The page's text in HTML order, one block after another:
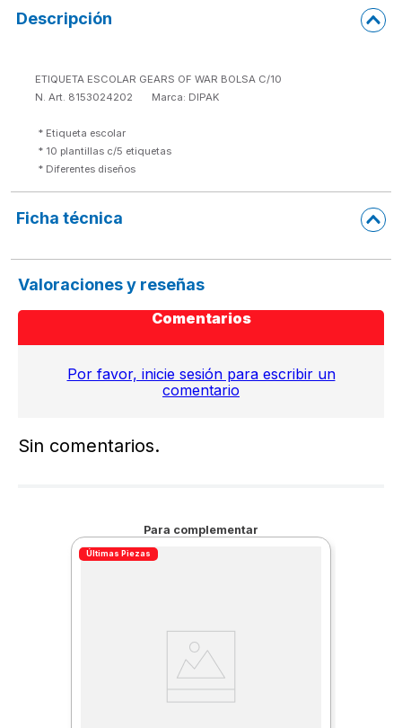
Descripción
ETIQUETA ESCOLAR GEARS OF WAR BOLSA C/10
N. Art. 8153024202       Marca: DIPAK
* Etiqueta escolar
* 10 plantillas c/5 etiquetas
* Diferentes diseños
Ficha técnica
Valoraciones y reseñas
Comentarios
Por favor, inicie sesión para escribir un
comentario
Sin comentarios.
Para complementar
Últimas Piezas